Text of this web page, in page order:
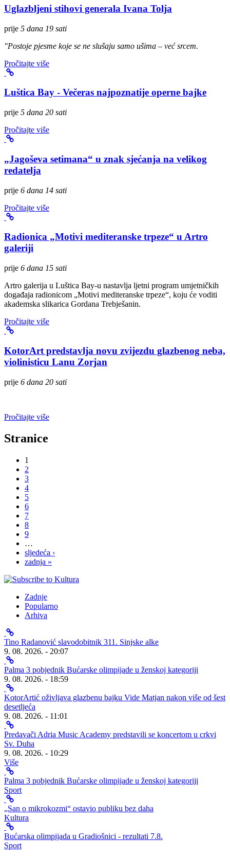
Uglazbljeni stihovi generala Ivana Tolja
prije 5 dana 19 sati
"Postoje pjesme koje se ne slušaju samo ušima – već srcem.
Pročitajte više
Luštica Bay - Večeras najpoznatije operne bajke
prije 5 dana 20 sati
Pročitajte više
„Jagoševa setimana“ u znak sjećanja na velikog
redatelja
prije 6 dana 14 sati
Pročitajte više
Radionica „Motivi mediteranske trpeze“ u Artro
galeriji
prije 6 dana 15 sati
Artro galerija u Luštica Bay-u nastavlja ljetni program umjetničkih
događaja radionicom „Motivi mediteranske trpeze“, koju će voditi
akademska slikarica Gordana Trebješanin.
Pročitajte više
KotorArt predstavlja novu zvijezdu glazbenog neba,
violinisticu Lanu Zorjan
prije 6 dana 20 sati
Pročitajte više
Stranice
1
2
3
4
5
6
7
8
9
…
sljedeća ›
zadnja »
Zadnje
Popularno
Arhiva
Tino Radanović slavodobitnik 311. Sinjske alke
9. 08. 2026. - 20:07
Palma 3 pobjednik Bućarske olimpijade u ženskoj kategoriji
9. 08. 2026. - 18:59
KotorArtić oživljava glazbenu bajku Vide Matjan nakon više od šest
desetljeća
9. 08. 2026. - 11:01
Predavači Adria Music Academy predstavili se koncertom u crkvi
Sv. Duha
9. 08. 2026. - 10:29
Više
Palma 3 pobjednik Bućarske olimpijade u ženskoj kategoriji
Sport
„San o mikrokozmi“ ostavio publiku bez daha
Kultura
Bućarska olimpijada u Gradiošnici - rezultati 7.8.
Sport